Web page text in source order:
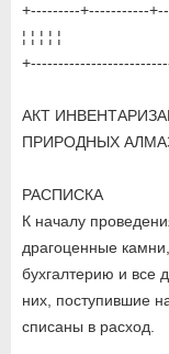
+---------+-----------
¦ ¦ ¦ ¦ ¦
АКТ
ПРИРОДНЫХ
РАСПИСКА
К началу
драгоценные
бухгалтерию и все
них, поступившие
списаны в расход.